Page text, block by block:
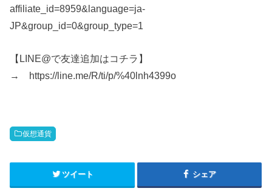
affiliate_id=8959&language=ja-
JP&group_id=0&group_type=1
【LINE@で友達追加はコチラ】
→ https://line.me/R/ti/p/%40lnh4399o
仮想通貨
ツイート シェア